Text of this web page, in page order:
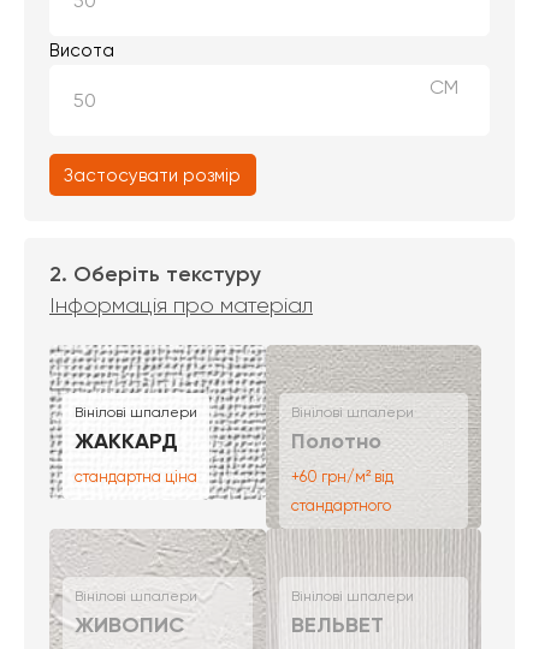
Висота
СМ
Застосувати розмір
2. Оберіть текстуру
Інформація про матеріал
Вінілові шпалери
ЖАККАРД
стандартна ціна
Вінілові шпалери
Полотно
+60 грн/м² від
стандартного
Вінілові шпалери
ЖИВОПИС
Вінілові шпалери
ВЕЛЬВЕТ